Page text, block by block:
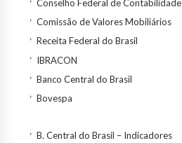
Conselho Federal de Contabilidade
Comissão de Valores Mobiliários
Receita Federal do Brasil
IBRACON
Banco Central do Brasil
Bovespa
B. Central do Brasil – Indicadores